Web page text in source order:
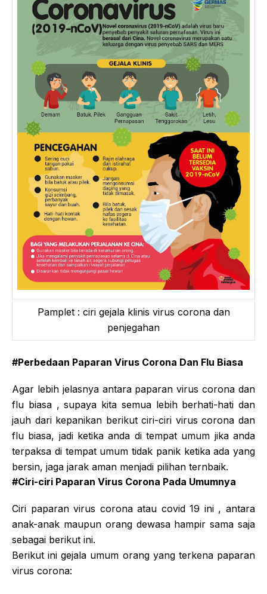
Pamplet : ciri gejala klinis virus corona dan
penjegahan
#Perbedaan Paparan Virus Corona Dan Flu Biasa
Agar lebih jelasnya antara paparan virus corona dan
flu biasa , supaya kita semua lebih berhati-hati dan
jauh dari kepanikan berikut ciri-ciri virus corona dan
flu biasa, jadi ketika anda di tempat umum jika anda
terpaksa di tempat umum tidak panik ketika ada yang
bersin, jaga jarak aman menjadi pilihan ternbaik.
#Ciri-ciri Paparan Virus Corona Pada Umumnya
Ciri paparan virus corona atau covid 19 ini , antara
anak-anak maupun orang dewasa hampir sama saja
sebagai berikut ini.
Berikut ini gejala umum orang yang terkena paparan
virus corona: